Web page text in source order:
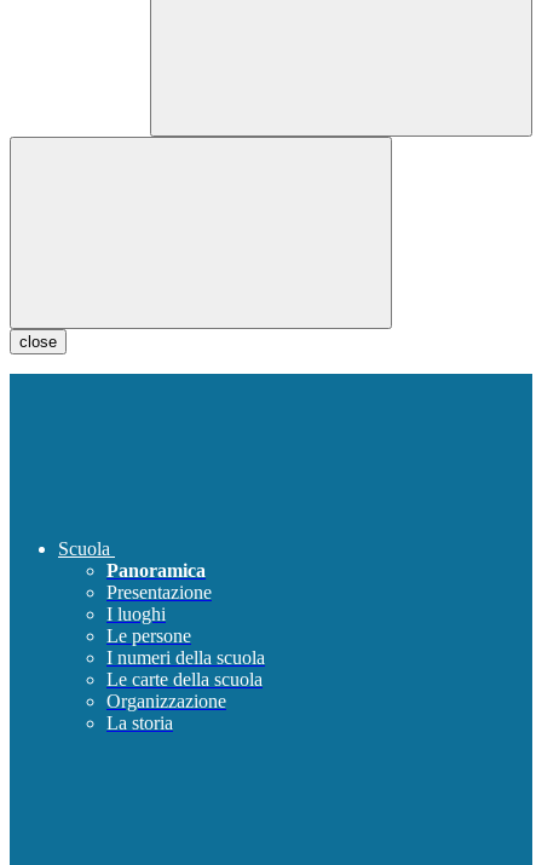
close
Scuola
Panoramica
Presentazione
I luoghi
Le persone
I numeri della scuola
Le carte della scuola
Organizzazione
La storia